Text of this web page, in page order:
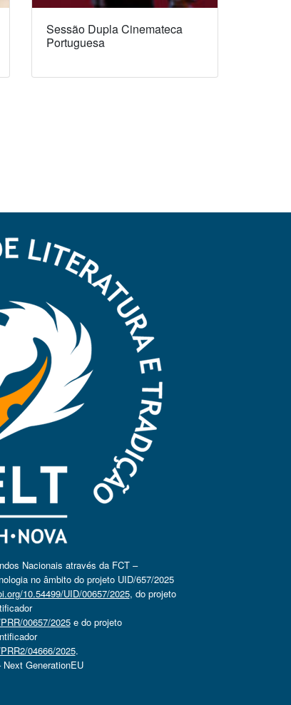
Sessão Dupla Cinemateca
Portuguesa
Nacionais através da FCT –
no âmbito do projeto UID/657/2025
10.54499/UID/00657/2025, do projeto
00657/2025e do projeto
04666/2025.
GenerationEU